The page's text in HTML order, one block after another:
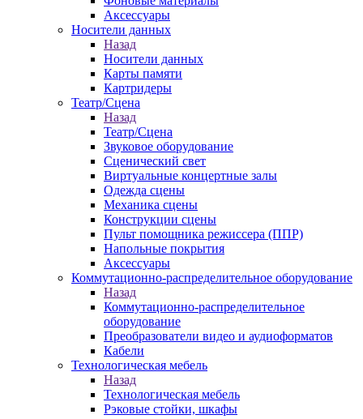
Аксессуары
Носители данных
Назад
Носители данных
Карты памяти
Картридеры
Театр/Сцена
Назад
Театр/Сцена
Звуковое оборудование
Сценический свет
Виртуальные концертные залы
Одежда сцены
Механика сцены
Конструкции сцены
Пульт помощника режиссера (ППР)
Напольные покрытия
Аксессуары
Коммутационно-распределительное оборудование
Назад
Коммутационно-распределительное
оборудование
Преобразователи видео и аудиоформатов
Кабели
Технологическая мебель
Назад
Технологическая мебель
Рэковые стойки, шкафы